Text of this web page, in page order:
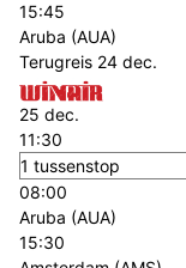
15:45
Aruba (AUA)
Terugreis 24 dec.
25 dec.
11:30
1 tussenstop
08:00
Aruba (AUA)
15:30